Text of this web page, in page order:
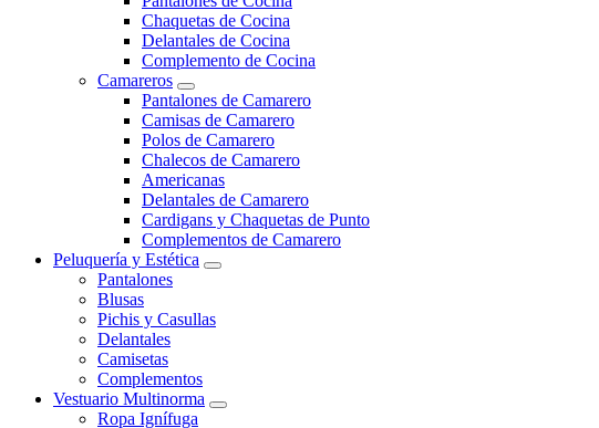
Chaquetas de Cocina
Delantales de Cocina
Complemento de Cocina
Camareros
Pantalones de Camarero
Camisas de Camarero
Polos de Camarero
Chalecos de Camarero
Americanas
Delantales de Camarero
Cardigans y Chaquetas de Punto
Complementos de Camarero
Peluquería y Estética
Pantalones
Blusas
Pichis y Casullas
Delantales
Camisetas
Complementos
Vestuario Multinorma
Ropa Ignífuga